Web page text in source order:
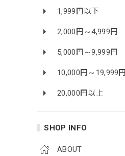
1,999円以下
2,000円～4,999円
5,000円～9,999円
10,000円～19,999円
20,000円以上
SHOP INFO
ABOUT